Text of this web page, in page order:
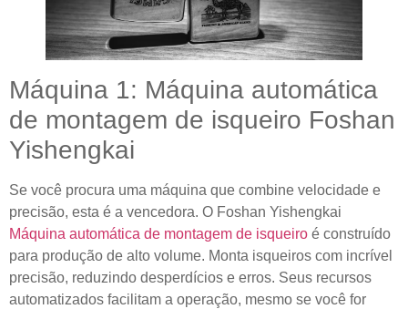
Máquina 1: Máquina automática
de montagem de isqueiro Foshan
Yishengkai
Se você procura uma máquina que combine velocidade e
precisão, esta é a vencedora. O Foshan Yishengkai
Máquina automática de montagem de isqueiro é construído
para produção de alto volume. Monta isqueiros com incrível
precisão, reduzindo desperdícios e erros. Seus recursos
automatizados facilitam a operação, mesmo se você for